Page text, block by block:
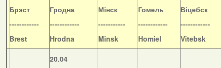
Брэст
------------
Brest
Гродна
------------
Hrodna
Мінск
-----------
Minsk
Гомель
------------
Homiel
Віцебск
------------
Vitebsk
20.04